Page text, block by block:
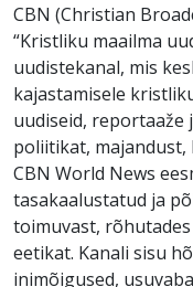
CBN (Christian
“Kristliku maailma
uudistekanal, mis
kajastamisele
uudiseid, reportaaže
poliitikat,
CBN World News
tasakaalustatud ja
toimuvast,
eetikat. Kanali sisu
inimõigused,